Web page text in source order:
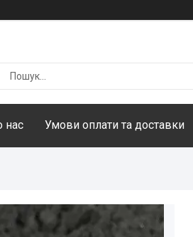
нас Умови оплати та доставки